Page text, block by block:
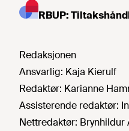
RBUP:
Redaksjonen
Ansvarlig: Kaja Kierulf
Redaktør: Karianne
Assisterende redaktør:
Nettredaktør: Brynhildur